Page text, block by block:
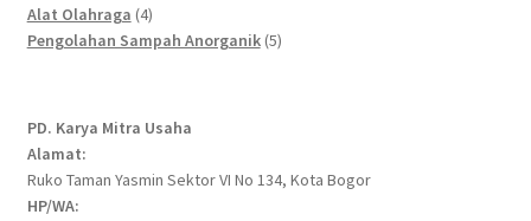
Alat Olahraga 44
products
Pengolahan Sampah Anorganik 55
PD. Karya Mitra Usaha
Alamat:
Ruko Taman Yasmin Sektor VI No 134, Kota Bogor
HP/WA: